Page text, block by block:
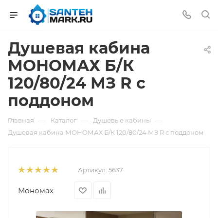
Душевая кабина
МОНОМАХ Б/К
120/80/24 МЗ R с
поддоном
Главная — Каталог — Душевые кабины —
Душевая кабина МОНОМАХ Б/К 120/80/24 МЗ R с поддоном
Артикул: 5637
Мономах